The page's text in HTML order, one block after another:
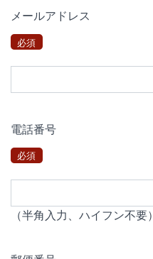
メールアドレス
必須
電話番号
必須
（半角入力、ハイフン不要）